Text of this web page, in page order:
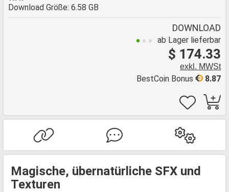
Download Größe: 6.58 GB
DOWNLOAD
ab Lager lieferbar
$ 174.33
exkl. MWSt
8.87
BestCoin Bonus
Magische, übernatürliche SFX und
Texturen